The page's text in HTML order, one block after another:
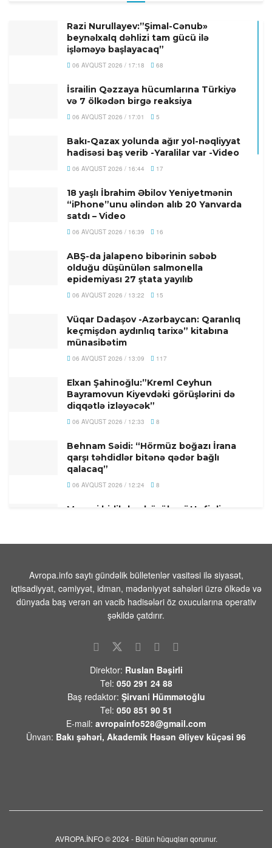
Razi Nurullayev:”Şimal-Cənub»
beynəlxalq dəhlizi tam gücü ilə
işləməyə başlayacaq”
06 AVQUST 2026 / 17:18 68
İsrailin Qəzzaya hücumlarına Türkiyə
və 7 ölkədən birgə reaksiya
06 AVQUST 2026 / 17:01 5
Bakı-Qazax yolunda ağır yol-nəqliyyat
hadisəsi baş verib -Yaralilar var -Video
06 AVQUST 2026 / 16:44 17
18 yaşlı İbrahim Əbilov Yeniyetmənin
“iPhone”unu əlindən alıb 20 Yanvarda
satdı – Video
06 AVQUST 2026 / 16:39 16
ABŞ-da jalapeno bibərinin səbəb
olduğu düşünülən salmonella
epidemiyası 27 ştata yayılıb
06 AVQUST 2026 / 13:22 15
Vüqar Dadaşov -Azərbaycan: Qaranlıq
keçmişdən aydınlıq tarixə” kitabına
münasibətim
06 AVQUST 2026 / 13:09 117
Elxan Şahinoğlu:”Kreml Ceyhun
Bayramovun Kiyevdəki görüşlərini də
diqqətlə izləyəcək”
06 AVQUST 2026 / 12:33 8
Behnam Səidi: “Hörmüz boğazı İrana
qarşı təhdidlər bitənə qədər bağlı
qalacaq”
06 AVQUST 2026 / 12:24 8
Mənəvi birlikdən böyük müttəfiqliyə:
Türkiyə–Azərbaycan Universitetindən
abituriyentlərə mühüm xəbər – VİDEO
06 AVQUST 2026 / 11:52 4
Tailandda qətlə yetirilən rusiyalı
keçirilib
Lantratova və Xinşteyn Kursk
vilayətinin itkin düşmüş 300 sakininin
axtarışına kömək edir
06 AVQUST 2026 / 11:16 8
WWF: İtaliyada bu yay meşə
məhv olub
Avropa.info saytı gündəlik bülletenlər vasitəsi ilə siyasət,
iqtisadiyyat, cəmiyyət, idman, mədəniyyət sahələri üzrə ölkədə və
dünyada baş verən ən vacib hadisələri öz oxucularına operativ
şəkildə çatdırır.
Direktor: Ruslan Bəşirli
Tel: 050 291 24 88
Baş redaktor: Şirvani Hümmətoğlu
Tel: 050 851 90 51
E-mail: avropainfo528@gmail.com
Ünvan: Bakı şəhəri, Akademik Həsən Əliyev küçəsi 96
AVROPA.İNFO © 2024 - Bütün hüquqları qorunur.